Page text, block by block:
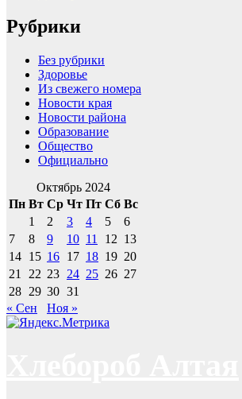
Рубрики
Без рубрики
Здоровье
Из свежего номера
Новости края
Новости района
Образование
Общество
Официально
Октябрь 2024
Пн Вт Ср Чт Пт Сб Вс
1
2 3 4 5
6
7
8 9 10 11 12 13
14 15 16 17 18 19 20
21
22 23 24 25 26 27
28 29 30 31
« Сен
Ноя »